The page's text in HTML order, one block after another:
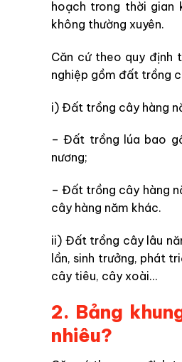
hoạch trong thời gian
không thường xuyên.
Căn cứ theo quy định
nghiệp gồm đất trồng
i) Đất trồng cây hàng
– Đất trồng lúa bao
nương;
– Đất trồng cây hàng
cây hàng năm khác.
ii) Đất trồng cây lâu
lần, sinh trưởng, phát
cây tiêu, cây xoài…
2. Bảng
nhiêu?